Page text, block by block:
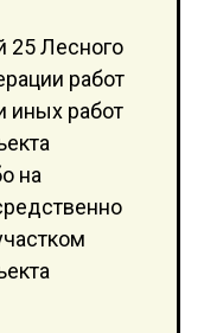
25 Лесного
работ
иных работ
на